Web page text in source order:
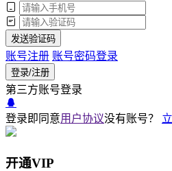
发送验证码
账号注册 账号密码登录
登录/注册
第三方账号登录
登录即同意用户协议没有账号？
开通VIP